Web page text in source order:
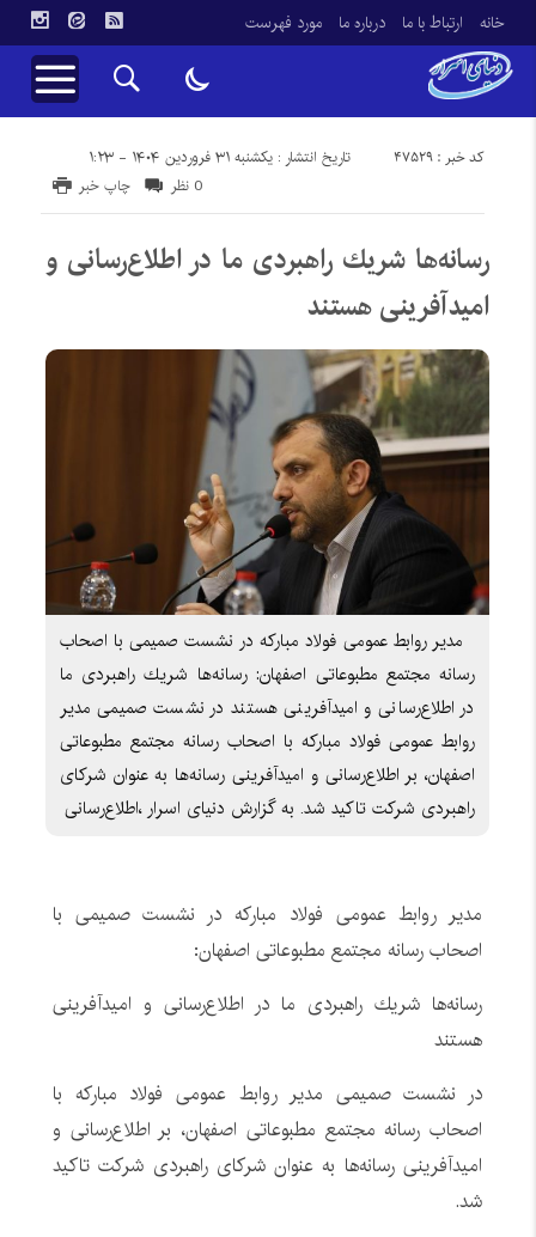
خانه ارتباط با ما درباره ما مورد فهرست
تاریخ انتشار : یکشنبه ۳۱ فروردین ۱۴۰۴ - ۱:۲۳ کد خبر : 47529
چاپ خبر 0 نظر
رسانه‌ها شریك راهبردی ما در اطلاع‌رسانی و
امیدآفرینی هستند
مدیر روابط عمومی فولاد مبارکه در نشست صمیمی با اصحاب
رسانه مجتمع مطبوعاتی اصفهان: رسانه‌ها شریك راهبردی ما
در اطلاع‌رسانی و امیدآفرینی هستند در نشست صمیمی مدیر
روابط عمومی فولاد مبارکه با اصحاب رسانه مجتمع مطبوعاتی
اصفهان، بر اطلاع‌رسانی و امیدآفرینی رسانه‌ها به عنوان شرکای
راهبردی شرکت تاکید شد. به گزارش دنیای اسرار ،اطلاع‌رسانی
مدیر روابط عمومی فولاد مبارکه در نشست صمیمی با
اصحاب رسانه مجتمع مطبوعاتی اصفهان:
رسانه‌ها شریك راهبردی ما در اطلاع‌رسانی و امیدآفرینی
هستند
در نشست صمیمی مدیر روابط عمومی فولاد مبارکه با
اصحاب رسانه مجتمع مطبوعاتی اصفهان، بر اطلاع‌رسانی و
امیدآفرینی رسانه‌ها به عنوان شرکای راهبردی شرکت تاکید
شد.